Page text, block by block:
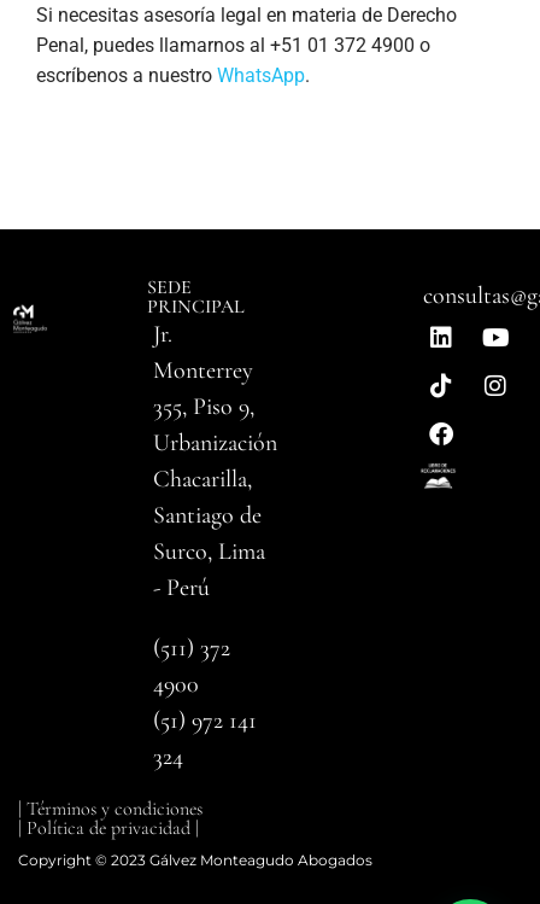
Si necesitas asesoría legal en materia de Derecho
Penal, puedes llamarnos al +51 01 372 4900 o
escríbenos a nuestro WhatsApp.
SEDE
PRINCIPAL
Jr.
Monterrey
355, Piso 9,
Urbanización
Chacarilla,
Santiago de
Surco, Lima
- Perú
(511) 372
4900
(51) 972 141
324
| Términos y condiciones
| Política de privacidad |
Copyright © 2023 Gálvez Monteagudo Abogados